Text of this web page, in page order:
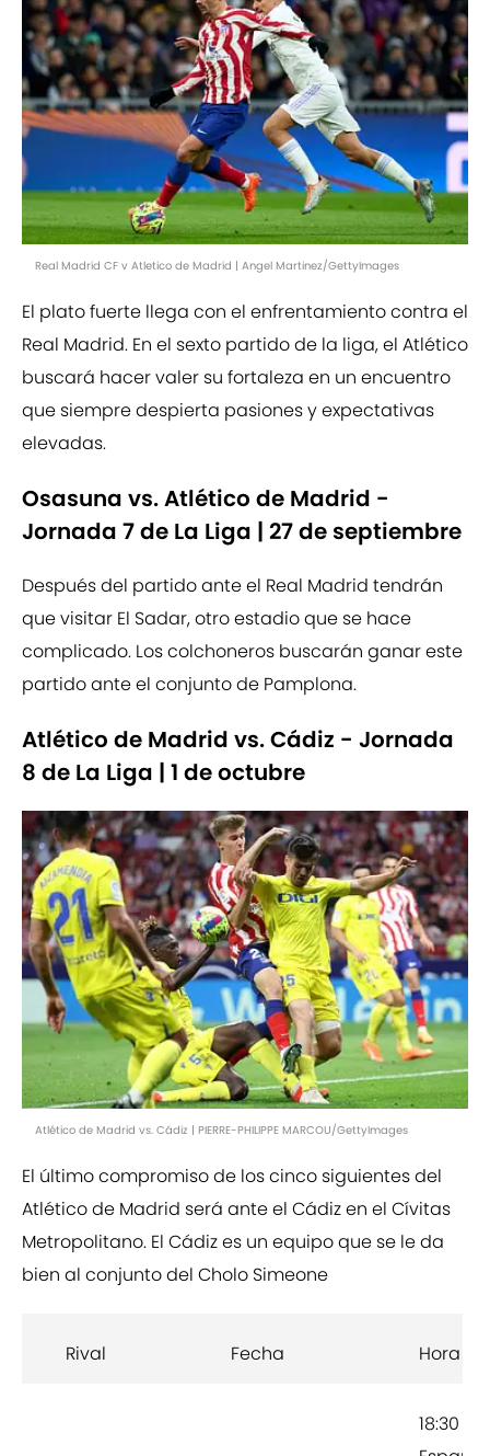
Real Madrid CF v Atletico de Madrid | Angel Martinez/GettyImages
El plato fuerte llega con el enfrentamiento contra el
Real Madrid. En el sexto partido de la liga, el Atlético
buscará hacer valer su fortaleza en un encuentro
que siempre despierta pasiones y expectativas
elevadas.
Osasuna vs. Atlético de Madrid -
Jornada 7 de La Liga | 27 de septiembre
Después del partido ante el Real Madrid tendrán
que visitar El Sadar, otro estadio que se hace
complicado. Los colchoneros buscarán ganar este
partido ante el conjunto de Pamplona.
Atlético de Madrid vs. Cádiz - Jornada
8 de La Liga | 1 de octubre
Atlético de Madrid vs. Cádiz | PIERRE-PHILIPPE MARCOU/GettyImages
El último compromiso de los cinco siguientes del
Atlético de Madrid será ante el Cádiz en el Cívitas
Metropolitano. El Cádiz es un equipo que se le da
bien al conjunto del Cholo Simeone
Rival Fecha Hora
18:30 en